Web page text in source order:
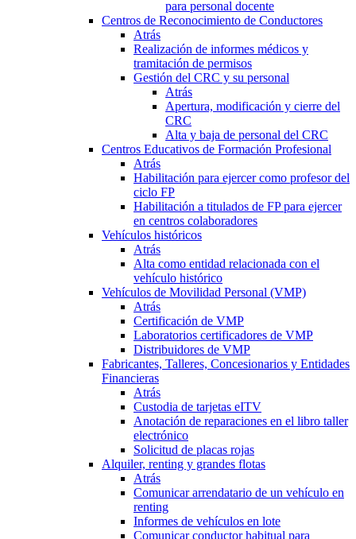
para personal docente
Centros de Reconocimiento de Conductores
Atrás
Realización de informes médicos y
tramitación de permisos
Gestión del CRC y su personal
Atrás
Apertura, modificación y cierre del
CRC
Alta y baja de personal del CRC
Centros Educativos de Formación Profesional
Atrás
Habilitación para ejercer como profesor del
ciclo FP
Habilitación a titulados de FP para ejercer
en centros colaboradores
Vehículos históricos
Atrás
Alta como entidad relacionada con el
vehículo histórico
Vehículos de Movilidad Personal (VMP)
Atrás
Certificación de VMP
Laboratorios certificadores de VMP
Distribuidores de VMP
Fabricantes, Talleres, Concesionarios y Entidades
Financieras
Atrás
Custodia de tarjetas eITV
Anotación de reparaciones en el libro taller
electrónico
Solicitud de placas rojas
Alquiler, renting y grandes flotas
Atrás
Comunicar arrendatario de un vehículo en
renting
Informes de vehículos en lote
Comunicar conductor habitual para